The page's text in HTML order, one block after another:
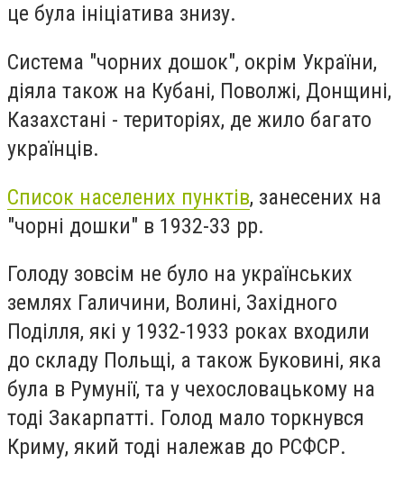
це була ініціатива знизу.
Система "чорних дошок", окрім України,
діяла також на Кубані, Поволжі, Донщині,
Казахстані - територіях, де жило багато
українців.
Список населених пунктів, занесених на
"чорні дошки" в 1932-33 рр.
Голоду зовсім не було на українських
землях Галичини, Волині, Західного
Поділля, які у 1932-1933 роках входили
до складу Польщі, а також Буковині, яка
була в Румунії, та у чехословацькому на
тоді Закарпатті. Голод мало торкнувся
Криму, який тоді належав до РСФСР.